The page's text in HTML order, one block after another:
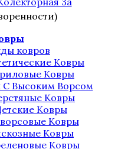
ковров
Ковры
Ковры
С Высоким Ворсом
Ковры
Ковры
Ковры
Ковры
Ковры